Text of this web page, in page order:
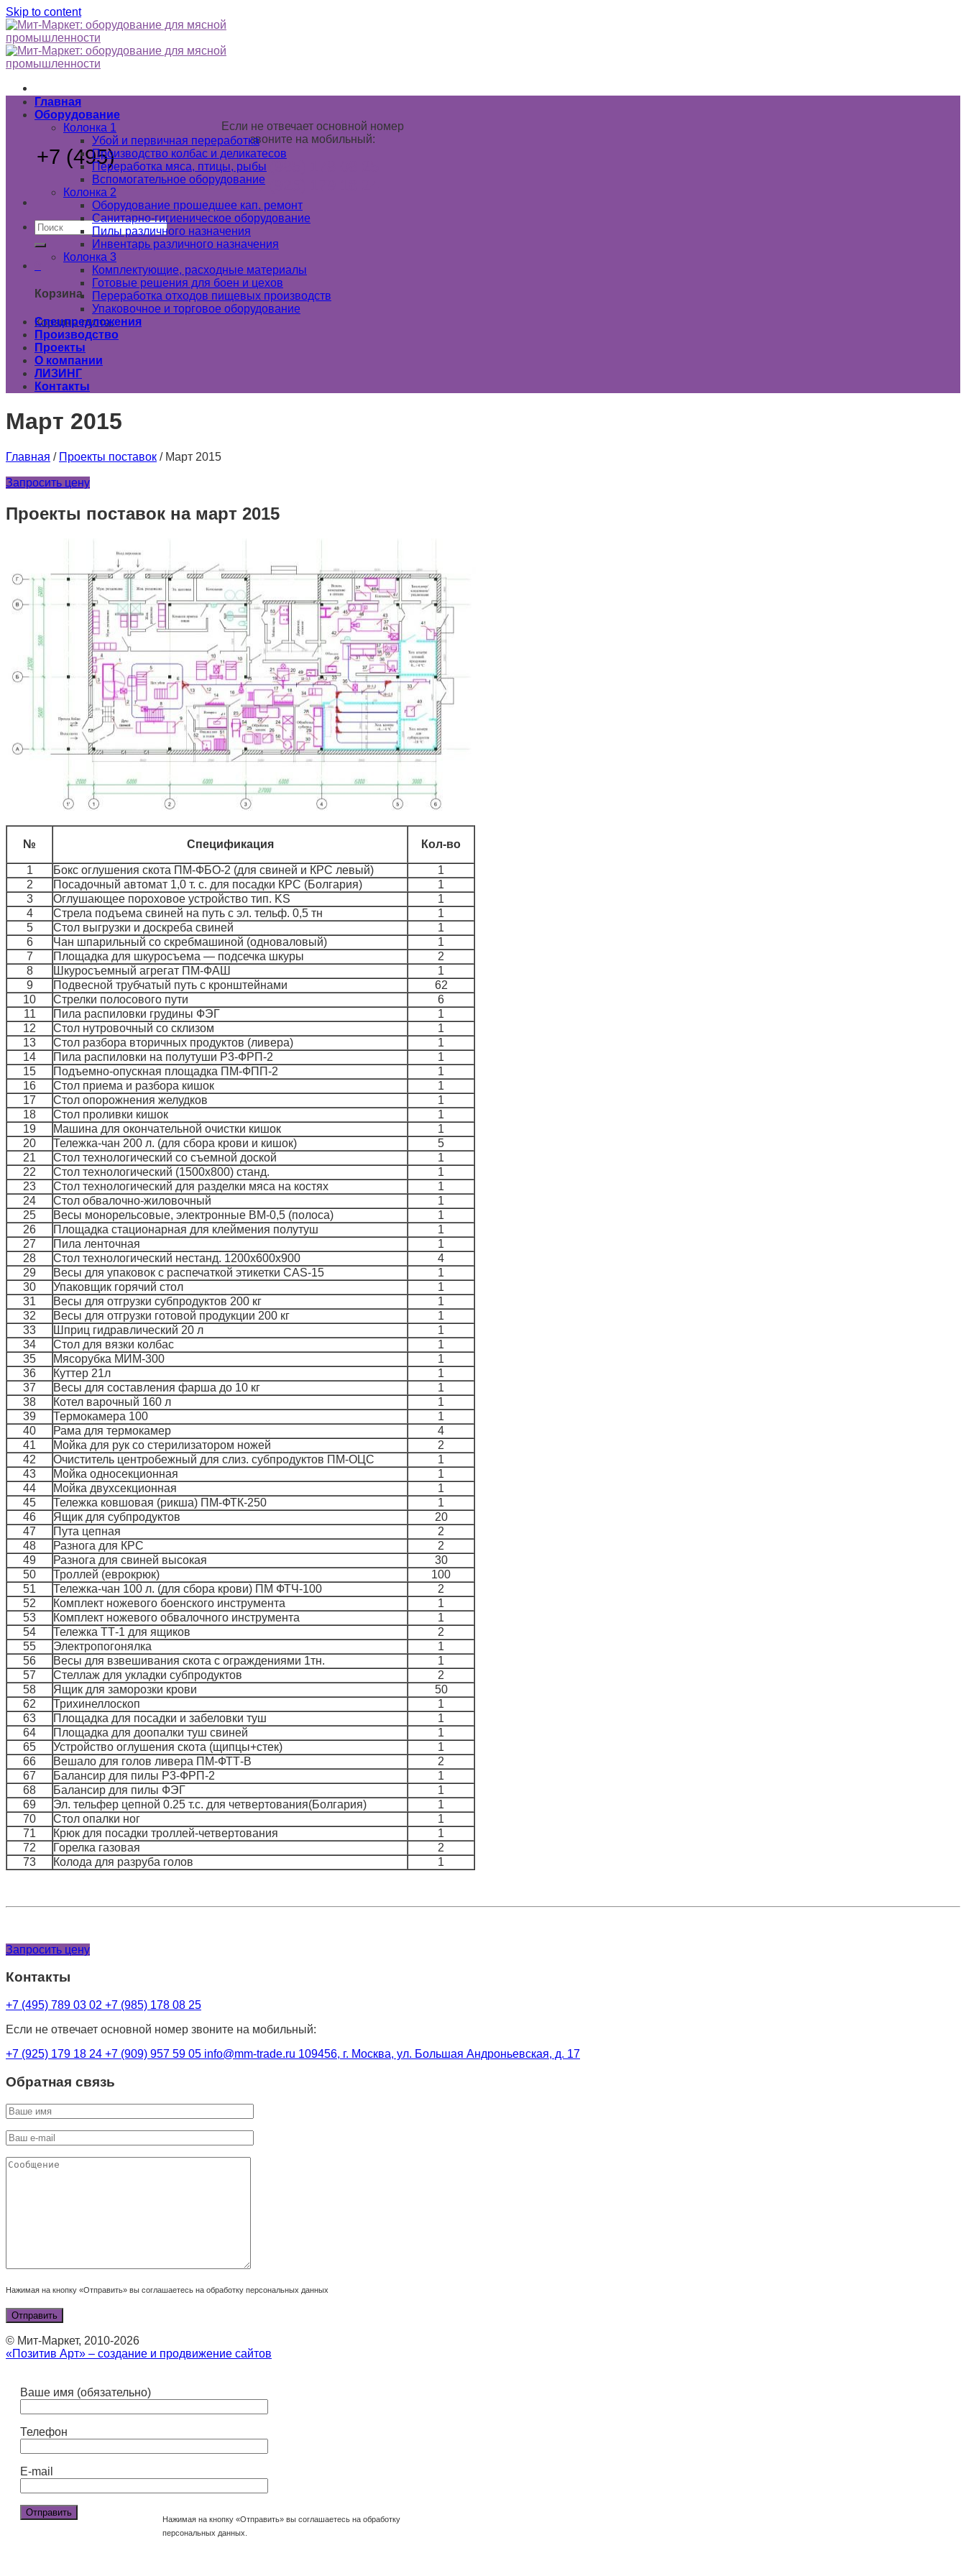
Skip to content
+7 (495)789 03 02
Если не отвечает основной номер
звоните на мобильный:
+7 (985) 178 08 25
+7 (925) 179 18 24
Корзина
Корзина пуста.
Главная
Оборудование
Колонка 1
Убой и первичная переработка
Производство колбас и деликатесов
Переработка мяса, птицы, рыбы
Вспомогательное оборудование
Колонка 2
Оборудование прошедшее кап. ремонт
Санитарно-гигиеническое оборудование
Пилы различного назначения
Инвентарь различного назначения
Колонка 3
Комплектующие, расходные материалы
Готовые решения для боен и цехов
Переработка отходов пищевых производств
Упаковочное и торговое оборудование
Спецпредложения
Производство
Проекты
О компании
ЛИЗИНГ
Контакты
Март 2015
Главная / Проекты поставок /Март 2015
Запросить цену
Проекты поставок на март 2015
№ Спецификация Кол-во
1 Бокс оглушения скота ПМ-ФБО-2 (для свиней и КРС левый)
1
2
Посадочный автомат 1,0 т. с. для посадки КРС (Болгария)
1
3
Оглушающее пороховое устройство тип. KS
1
4
Стрела подъема свиней на путь с эл. тельф. 0,5 тн
1
5
Стол выгрузки и доскреба свиней
1
6
Чан шпарильный со скребмашиной (одноваловый)
1
7
Площадка для шкуросъема — подсечка шкуры
2
8
Шкуросъемный агрегат ПМ-ФАШ
1
9
Подвесной трубчатый путь с кронштейнами
62
10
Стрелки полосового пути
6
11
Пила распиловки грудины ФЭГ
1
12
Стол нутровочный со склизом
1
13
Стол разбора вторичных продуктов (ливера)
1
14
Пила распиловки на полутуши Р3-ФРП-2
1
15
Подъемно-опускная площадка ПМ-ФПП-2
1
16
Стол приема и разбора кишок
1
17
Стол опорожнения желудков
1
18
Стол проливки кишок
1
19
Машина для окончательной очистки кишок
1
20
Тележка-чан 200 л. (для сбора крови и кишок)
5
21
Стол технологический со съемной доской
1
22
Стол технологический (1500х800) станд.
1
23
Стол технологический для разделки мяса на костях
1
24
Стол обвалочно-жиловочный
1
25
Весы монорельсовые, электронные ВМ-0,5 (полоса)
1
26
Площадка стационарная для клеймения полутуш
1
27
Пила ленточная
1
28
Стол технологический нестанд. 1200х600х900
4
29
Весы для упаковок с распечаткой этикетки СAS-15
1
30
Упаковщик горячий стол
1
31
Весы для отгрузки субпродуктов 200 кг
1
32
Весы для отгрузки готовой продукции 200 кг
1
33
Шприц гидравлический 20 л
1
34
Стол для вязки колбас
1
35
Мясорубка МИМ-300
1
36
Куттер 21л
1
37
Весы для составления фарша до 10 кг
1
38
Котел варочный 160 л
1
39
Термокамера 100
1
40
Рама для термокамер
4
41
Мойка для рук со стерилизатором ножей
2
42
Очиститель центробежный для слиз. субпродуктов ПМ-ОЦС
1
43
Мойка односекционная
1
44
Мойка двухсекционная
1
45
Тележка ковшовая (рикша) ПМ-ФТК-250
1
46
Ящик для субпродуктов
20
47
Пута цепная
2
48
Разнога для КРС
2
49
Разнога для свиней высокая
30
50
Троллей (еврокрюк)
100
51
Тележка-чан 100 л. (для сбора крови) ПМ ФТЧ-100
2
52
Комплект ножевого боенского инструмента
1
53
Комплект ножевого обвалочного инструмента
1
54
Тележка ТТ-1 для ящиков
2
55
Электропогонялка
1
56
Весы для взвешивания скота с ограждениями 1тн.
1
57
Стеллаж для укладки субпродуктов
2
58
Ящик для заморозки крови
50
62
Трихинеллоскоп
1
63
Площадка для посадки и забеловки туш
1
64
Площадка для доопалки туш свиней
1
65
Устройство оглушения скота (щипцы+стек)
1
66
Вешало для голов ливера ПМ-ФТТ-В
2
67
Балансир для пилы Р3-ФРП-2
1
68
Балансир для пилы ФЭГ
1
69
Эл. тельфер цепной 0.25 т.с. для четвертования(Болгария)
1
70
Стол опалки ног
1
71
Крюк для посадки троллей-четвертования
1
72
Горелка газовая
2
73
Колода для разруба голов 1
Запросить цену
Контакты
+7 (495) 789 03 02 +7 (985) 178 08 25
Если не отвечает основной номер звоните на мобильный:
+7 (925) 179 18 24 +7 (909) 957 59 05 info@mm-trade.ru 109456, г. Москва, ул. Большая Андроньевская, д. 17
Обратная связь
Нажимая на кнопку «Отправить» вы соглашаетесь на обработку персональных данных
© Мит-Маркет, 2010-2026
«Позитив Арт» – создание и продвижение сайтов
Ваше имя (обязательно)
Телефон
E-mail
Нажимая на кнопку «Отправить» вы соглашаетесь на обработку
персональных данных.